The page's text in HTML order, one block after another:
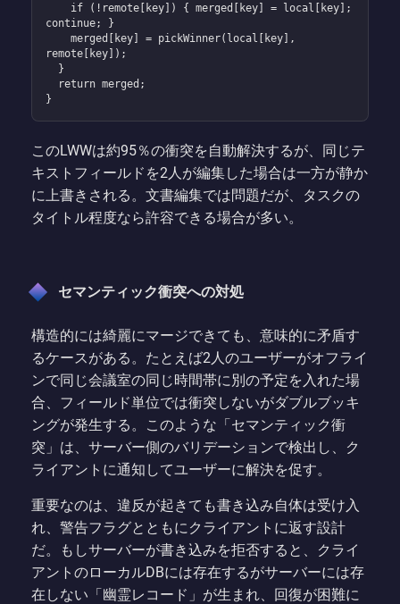
continue; }
remote[key]);
}
このLWWは約95％の衝突を自動解決するが、同じテ
キストフィールドを2人が編集した場合は一方が静か
に上書きされる。文書編集では問題だが、タスクの
タイトル程度なら許容できる場合が多い。
セマンティック衝突への対処
構造的には綺麗にマージできても、意味的に矛盾す
るケースがある。たとえば2人のユーザーがオフライ
ンで同じ会議室の同じ時間帯に別の予定を入れた場
合、フィールド単位では衝突しないがダブルブッキ
ングが発生する。このような「セマンティック衝
突」は、サーバー側のバリデーションで検出し、ク
ライアントに通知してユーザーに解決を促す。
重要なのは、違反が起きても書き込み自体は受け入
れ、警告フラグとともにクライアントに返す設計
だ。もしサーバーが書き込みを拒否すると、クライ
アントのローカルDBには存在するがサーバーには存
在しない「幽霊レコード」が生まれ、回復が困難に